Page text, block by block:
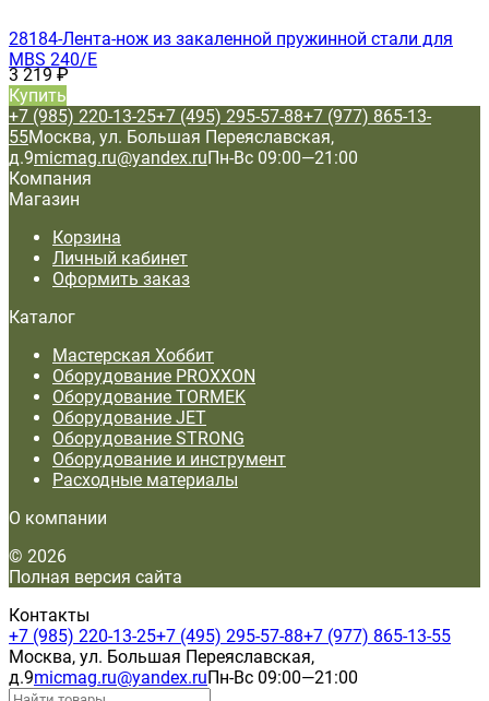
28184-Лента-нож из закаленной пружинной стали для
MBS 240/E
3 219₽
Купить
+7 (985) 220-13-25+7 (495) 295-57-88+7 (977) 865-13-
55Москва, ул. Большая Переяславская,
д.9micmag.ru@yandex.ruПн-Вс 09:00—21:00
Компания
Магазин
Корзина
Личный кабинет
Оформить заказ
Каталог
Мастерская Хоббит
Оборудование PROXXON
Оборудование TORMEK
Оборудование JET
Оборудование STRONG
Оборудование и инструмент
Расходные материалы
О компании
© 2026
Полная версия сайта
Контакты
+7 (985) 220-13-25+7 (495) 295-57-88+7 (977) 865-13-55
Москва, ул. Большая Переяславская,
д.9micmag.ru@yandex.ruПн-Вс 09:00—21:00